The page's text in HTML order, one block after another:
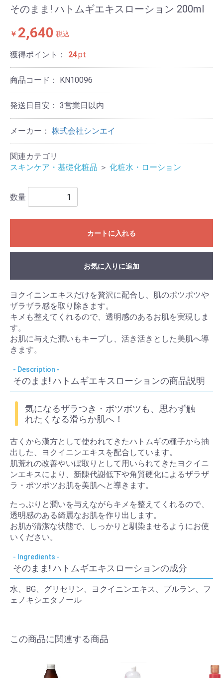
そのまま! ハトムギエキスローション 200ml
￥ 2,640 税込
獲得ポイント： 24pt
商品コード： KN10096
発送日目安： 3営業日以内
メーカー： 株式会社シンエイ
関連カテゴリ
スキンケア・基礎化粧品 ＞ 化粧水・ローション
数量
カートに入れる
お気に入りに追加
ヨクイニンエキスだけを贅沢に配合し、肌のポツポツや
ザラザラ感を取り除きます。
キメも整えてくれるので、透明感のあるお肌を実現しま
す。
お肌に与えた潤いもキープし、活き活きとした美肌へ導
きます。
そのまま! ハトムギエキスローションの商品説明
気になるザラつき・ボツボツも、思わず触
れたくなる滑らか肌へ！
古くから漢方として使われてきたハトムギの種子から抽
出した、ヨクイニンエキスを配合しています。
肌荒れの改善やいぼ取りとして用いられてきたヨクイニ
ンエキスにより、新陳代謝低下や角質硬化によるザラザ
ラ・ポツポツお肌を美肌へと導きます。
たっぷりと潤いを与えながらキメを整えてくれるので、
透明感のある綺麗なお肌を作り出します。
お肌が清潔な状態で、しっかりと馴染ませるようにお使
いください。
そのまま! ハトムギエキスローションの成分
水、BG、グリセリン、ヨクイニンエキス、プルラン、フ
ェノキシエタノール
この商品に関連する商品